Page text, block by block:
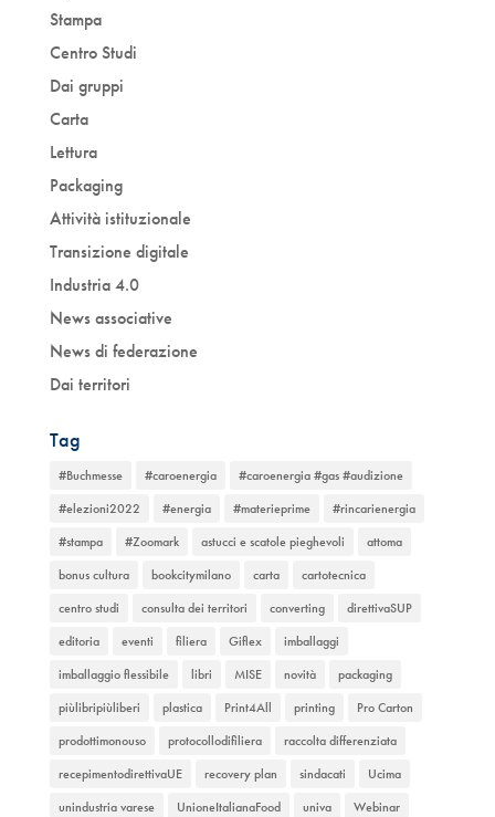
Stampa
Centro Studi
Dai gruppi
Carta
Lettura
Packaging
Attività istituzionale
Transizione digitale
Industria 4.0
News associative
News di federazione
Dai territori
Tag
#Buchmesse #caroenergia
#caroenergia #gas #audizione
#elezioni2022
#energia #materieprime
#rincarienergia
#stampa
#Zoomark astucci e scatole pieghevoli
attoma
bonus cultura
bookcitymilano carta
cartotecnica
centro studi
consulta dei territori converting
direttivaSUP
editoria
eventi filiera Giflex
imballaggi
imballaggio flessibile
libri MISE novità
packaging
piùlibripiùliberi
plastica Print4All printing
Pro Carton
prodottimonouso
protocollodifiliera
raccolta differenziata
recepimentodirettivaUE
recovery plan sindacati
Ucima
unindustria varese
UnioneItalianaFood univa Webinar